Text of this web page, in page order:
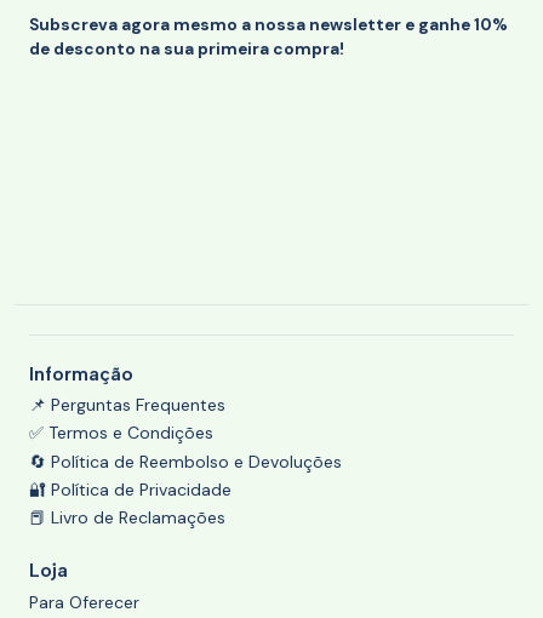
Subscreva agora mesmo a nossa newsletter e ganhe 10%
de desconto na sua primeira compra!
Informação
📌 Perguntas Frequentes
✅ Termos e Condições
🔄 Política de Reembolso e Devoluções
🔐 Política de Privacidade
📕 Livro de Reclamações
Loja
Para Oferecer